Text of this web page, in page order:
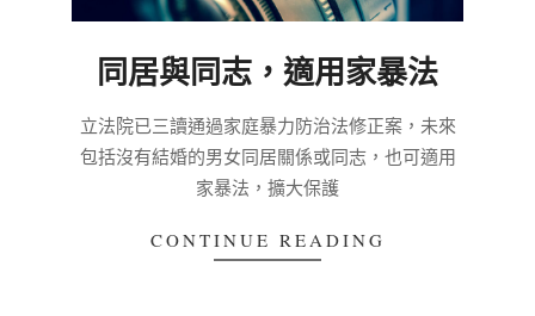
同居與同志，適用家暴法
03-
03
立法院已三讀通過家庭暴力防治法修正案，未來
包括沒有結婚的男女同居關係或同志，也可適用
家暴法，擴大保護
CONTINUE READING